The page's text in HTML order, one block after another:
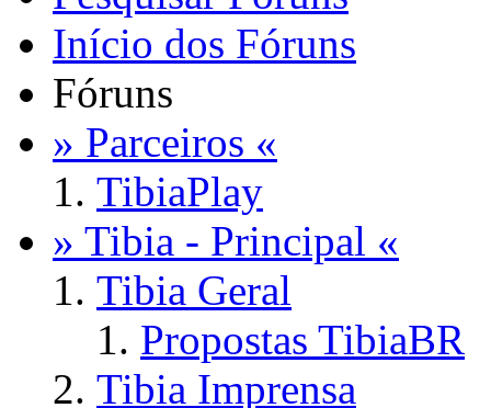
Início dos Fóruns
Fóruns
» Parceiros «
TibiaPlay
» Tibia - Principal «
Tibia Geral
Propostas TibiaBR
Tibia Imprensa